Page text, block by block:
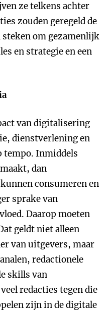
ze telkens achter
zouden geregeld de
om gezamenlijk
en strategie en een
van digitalisering
dienstverlening en
tempo. Inmiddels
dan
consumeren en
sprake van
Daarop moeten
geldt niet alleen
van uitgevers, maar
redactionele
skills van
redacties tegen die
zijn in de digitale